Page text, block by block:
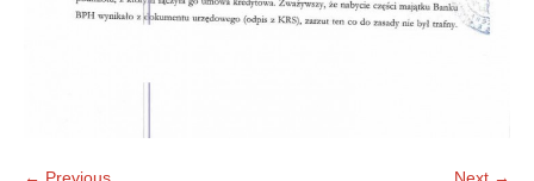
← Previous Next →